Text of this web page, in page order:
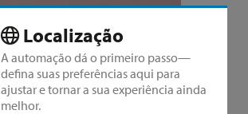
Localização
A automação dá o primeiro passo—
defina suas preferências aqui para
ajustar e tornar a sua experiência ainda
melhor.